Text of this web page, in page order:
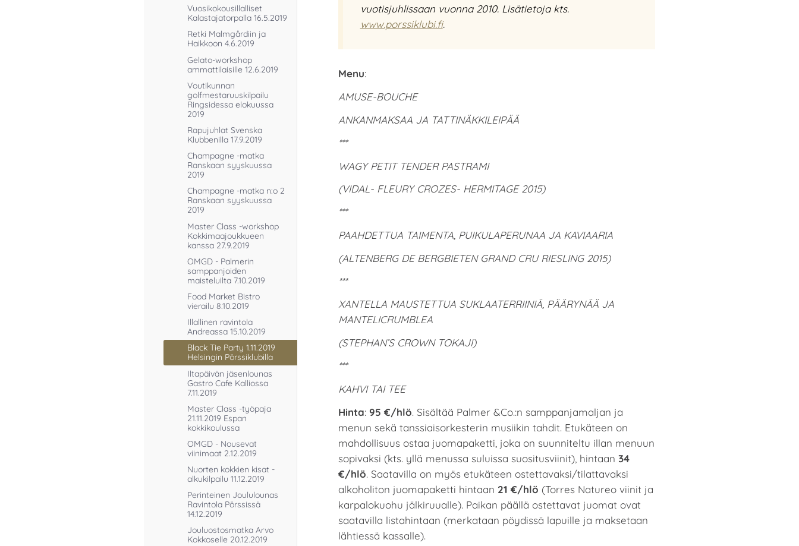
Vuosikokousillalliset
Kalastajatorpalla 16.5.2019
Retki Malmgårdiin ja
Haikkoon 4.6.2019
Gelato-workshop
ammattilaisille 12.6.2019
Voutikunnan
golfmestaruuskilpailu
Ringsidessa elokuussa
2019
Rapujuhlat Svenska
Klubbenilla 17.9.2019
Champagne -matka
Ranskaan syyskuussa
2019
Champagne -matka n:o 2
Ranskaan syyskuussa
2019
Master Class -workshop
Kokkimaajoukkueen
kanssa 27.9.2019
OMGD - Palmerin
samppanjoiden
maisteluilta 7.10.2019
Food Market Bistro
vierailu 8.10.2019
Illallinen ravintola
Andreassa 15.10.2019
Black Tie Party 1.11.2019
Helsingin Pörssiklubilla
Iltapäivän jäsenlounas
Gastro Cafe Kalliossa
7.11.2019
Master Class -työpaja
21.11.2019 Espan
kokkikoulussa
OMGD - Nousevat
viinimaat 2.12.2019
Nuorten kokkien kisat -
alkukilpailu 11.12.2019
Perinteinen Joululounas
Ravintola Pörssissä
14.12.2019
Jouluostosmatka Arvo
Kokkoselle 20.12.2019
vuotisjuhlissaan vuonna 2010. Lisätietoja kts.
www.porssiklubi.fi.
Menu:
AMUSE-BOUCHE
ANKANMAKSAA JA TATTINÄKKILEIPÄÄ
***
WAGY PETIT TENDER PASTRAMI
(VIDAL- FLEURY CROZES- HERMITAGE 2015)
***
PAAHDETTUA TAIMENTA, PUIKULAPERUNAA JA KAVIAARIA
(ALTENBERG DE BERGBIETEN GRAND CRU RIESLING 2015)
***
XANTELLA MAUSTETTUA SUKLAATERRIINIÄ, PÄÄRYNÄÄ JA
MANTELICRUMBLEA
(STEPHAN’S CROWN TOKAJI)
***
KAHVI TAI TEE
Hinta: 95 €/hlö. Sisältää Palmer &Co.:n samppanjamaljan ja
menun sekä tanssiaisorkesterin musiikin tahdit. Etukäteen on
mahdollisuus ostaa juomapaketti, joka on suunniteltu illan menuun
sopivaksi (kts. yllä menussa suluissa suositusviinit), hintaan 34
€/hlö. Saatavilla on myös etukäteen ostettavaksi/tilattavaksi
alkoholiton juomapaketti hintaan 21 €/hlö (Torres Natureo viinit ja
karpalokuohu jälkiruualle). Paikan päällä ostettavat juomat ovat
saatavilla listahintaan (merkataan pöydissä lapuille ja maksetaan
lähtiessä kassalle).